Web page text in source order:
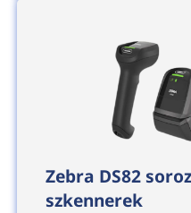
Zebra DS82
szkennerek